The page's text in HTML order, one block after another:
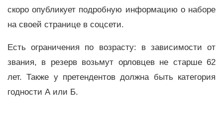
скоро опубликует подробную информацию о наборе
на своей странице в соцсети.
Есть ограничения по возрасту: в зависимости от
звания, в резерв возьмут орловцев не старше 62
лет. Также у претендентов должна быть категория
годности А или Б.